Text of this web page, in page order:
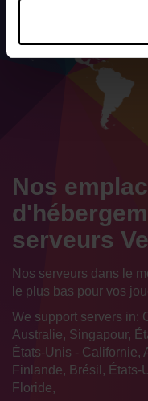
Nos
serveurs
Nos serveurs dans le
le plus bas pour vos
We support servers in:
Australie, Singapour,
États-Unis - Californie,
Finlande, Brésil, États-
Floride,